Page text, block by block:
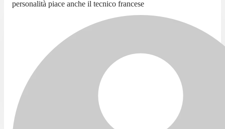
personalità piace anche il tecnico francese